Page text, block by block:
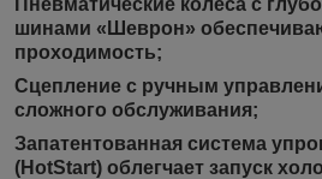
шинами «Шеврон»
проходимость;
Сцепление с ручным
сложного обслуживания;
Запатентованная система
(HotStart) облегчает запуск